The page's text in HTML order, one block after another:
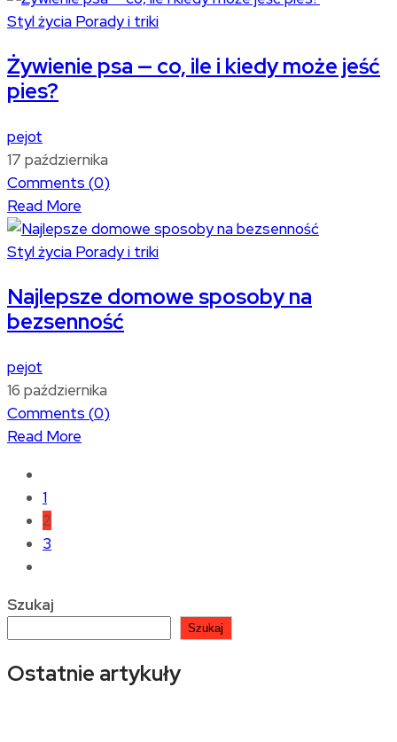
Styl życia Porady i triki
Żywienie psa — co, ile i kiedy może jeść
pies?
pejot
17 października
Comments (0)
Read More
Styl życia Porady i triki
Najlepsze domowe sposoby na
bezsenność
pejot
16 października
Comments (0)
Read More
1
2
3
Szukaj
Szukaj
Ostatnie artykuły